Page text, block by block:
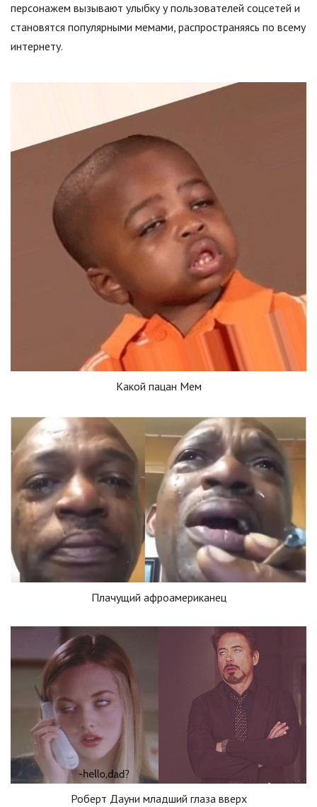
персонажем вызывают улыбку у пользователей соцсетей и
становятся популярными мемами, распространяясь по всему
интернету.
Какой пацан Мем
Плачущий афроамериканец
Роберт Дауни младший глаза вверх